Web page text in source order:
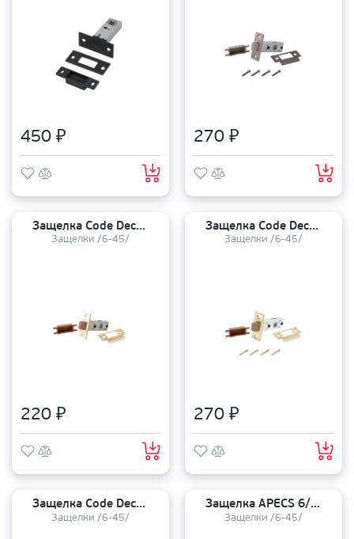
450 ₽ 270 ₽
Защелка Code Deco 6/45 5400-P-G пластиковый язычок
Защелки /6-45/
220 ₽
Защелка Code Deco 6/45 5400-P-GMS пластиковый язычок
Защелки /6-45/
270 ₽
Защелка Code Deco 6/45 5400-P-CRS пластиковый язычок
Защелки /6-45/
Защелка APECS 6/45 шариковый фиксатор R0001-NIS
Защелки /6-45/